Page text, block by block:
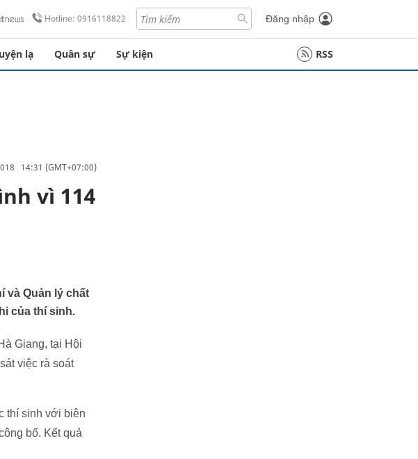
Hotline: 0916118822 Đăng nhập
lạ Quân sự Sự kiện RSS
14:31 (GMT+07:00)
vì 114
và Quản lý chất
của thí sinh.
Giang, tại Hội
việc rà soát
thí sinh với biên
bố. Kết quả